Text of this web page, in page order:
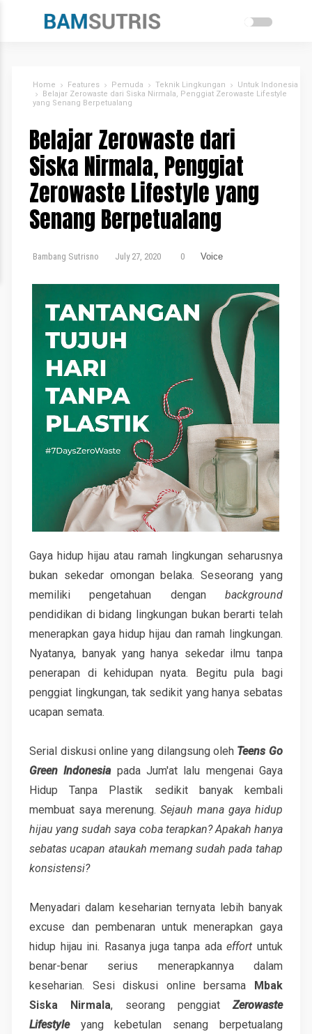
Home Features Pemuda Teknik Lingkungan
Untuk Indonesia
Belajar Zerowaste dari Siska Nirmala, Penggiat Zerowaste Lifestyle
yang Senang Berpetualang
Belajar Zerowaste dari
Siska Nirmala, Penggiat
Zerowaste Lifestyle yang
Senang Berpetualang
Bambang Sutrisno July 27, 2020 0 Voice
Gaya hidup hijau atau ramah lingkungan seharusnya
bukan sekedar omongan belaka. Seseorang yang
memiliki pengetahuan dengan background
pendidikan di bidang lingkungan bukan berarti telah
menerapkan gaya hidup hijau dan ramah lingkungan.
Nyatanya, banyak yang hanya sekedar ilmu tanpa
penerapan di kehidupan nyata. Begitu pula bagi
penggiat lingkungan, tak sedikit yang hanya sebatas
ucapan semata.
Serial diskusi online yang dilangsung oleh Teens Go
Green Indonesiapada Jum'at lalu mengenai Gaya
Hidup Tanpa Plastik sedikit banyak kembali
membuat saya merenung. Sejauh mana gaya hidup
hijau yang sudah saya coba terapkan? Apakah hanya
sebatas ucapan ataukah memang sudah pada tahap
konsistensi?
Menyadari dalam keseharian ternyata lebih banyak
excuse dan pembenaran untuk menerapkan gaya
hidup hijau ini. Rasanya juga tanpa adaeffort untuk
benar-benar serius menerapkannya dalam
keseharian. Sesi diskusi online bersama Mbak
Siska Nirmala, seorang penggiat Zerowaste
Lifestyleyang kebetulan senang berpetualang